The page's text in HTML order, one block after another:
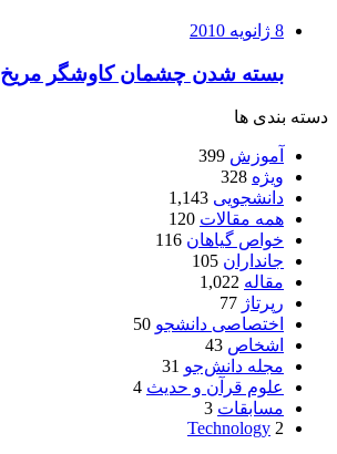
8 ژانویه 2010
بسته شدن چشمان کاوشگر مريخ
دسته بندی ها
آموزش 399
ویژه 328
دانشجویی 1,143
همه مقالات 120
خواص گیاهان 116
جانداران 105
مقاله 1,022
رپرتاژ 77
اختصاصی دانشجو 50
اشخاص 43
مجله دانش‌جو 31
علوم قرآن و حدیث 4
مسابقات 3
Technology 2